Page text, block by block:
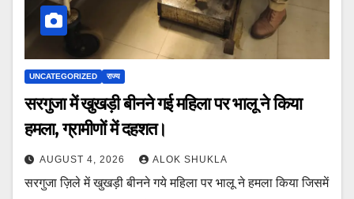
UNCATEGORIZED राज्य
सरगुजा में खुखड़ी बीनने गई महिला पर भालू ने किया
हमला, ग्रामीणों में दहशत।
AUGUST 4, 2026 ALOK SHUKLA
सरगुजा ज़िले में खुखड़ी बीनने गये महिला पर भालू ने हमला किया जिसमें